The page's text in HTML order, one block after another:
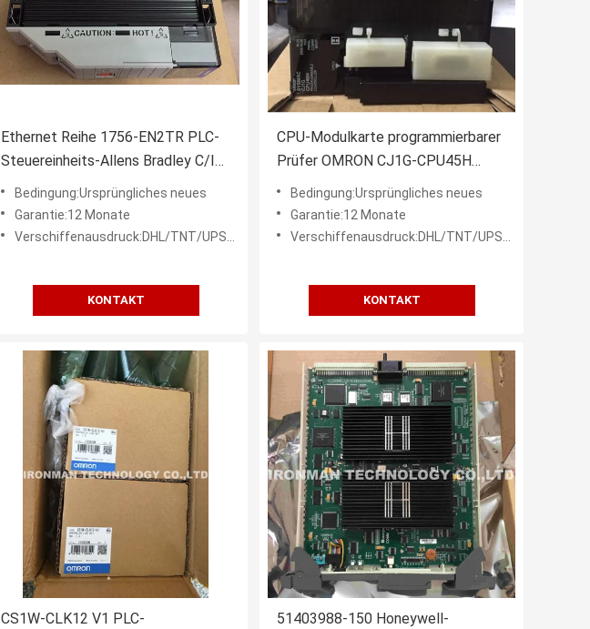
Ethernet Reihe 1756-EN2TR PLC-
Steuereinheits-Allens Bradley C/IP
ControlLogix AB
Bedingung:Ursprüngliches neues
Garantie:12 Monate
Verschiffenausdruck:DHL/TNT/UPS/FEDEX etc.
KONTAKT
CPU-Modulkarte programmierbarer
Prüfer OMRON CJ1G-CPU45H
CJ1GCPU45H
Bedingung:Ursprüngliches neues
Garantie:12 Monate
Verschiffenausdruck:DHL/TNT/UPS/FEDEX etc.
KONTAKT
CS1W-CLK12 V1 PLC-
51403988-150 Honeywell-